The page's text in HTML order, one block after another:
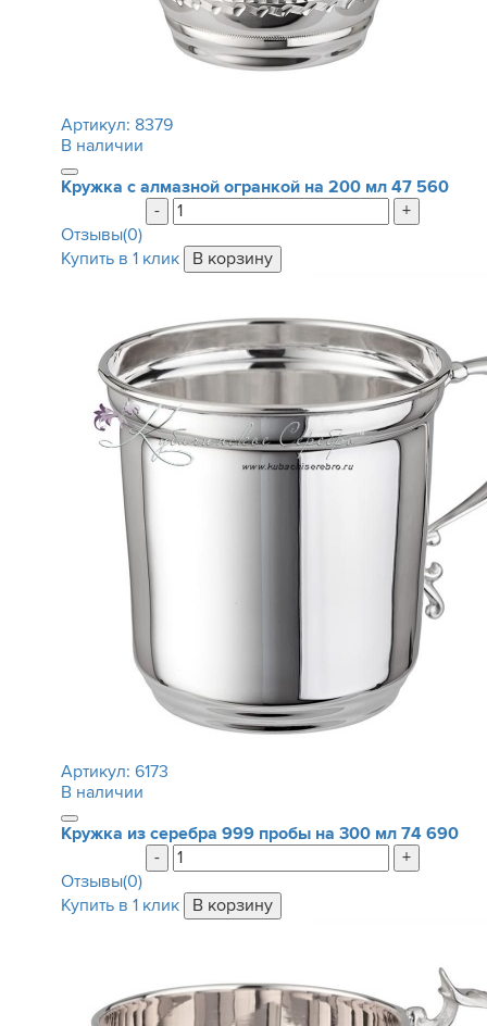
Артикул: 8379
В наличии
Кружка с алмазной огранкой на 200 мл 47 560
-
+
Отзывы(0)
Купить в 1 клик
Артикул: 6173
В наличии
Кружка из серебра 999 пробы на 300 мл 74 690
-
+
Отзывы(0)
Купить в 1 клик